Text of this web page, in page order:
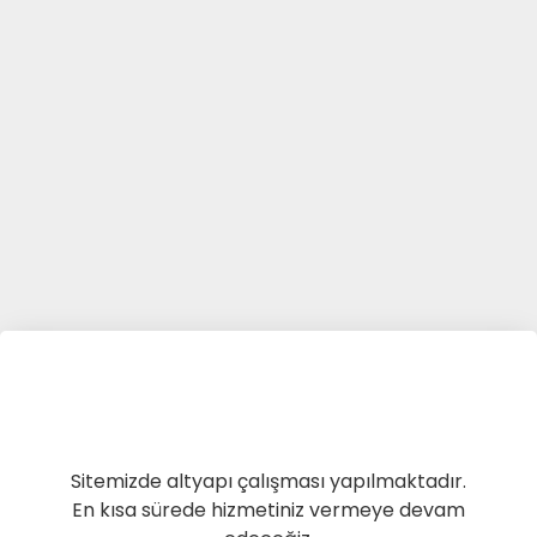
Sitemizde altyapı çalışması yapılmaktadır.
En kısa sürede hizmetiniz vermeye devam